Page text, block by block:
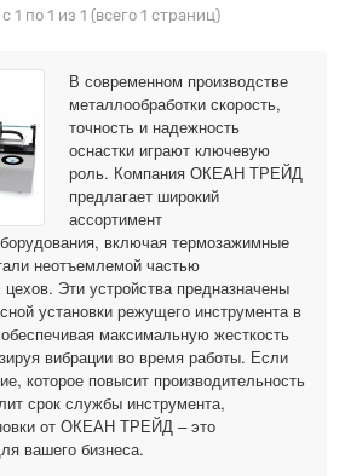
1 по 1 из 1 (всего 1 страниц)
В современном производстве
металлообработки скорость,
точность и надежность
оснастки играют ключевую
роль. Компания ОКЕАН ТРЕЙД
предлагает широкий
ассортимент
включая термозажимные
неотъемлемой частью
Эти устройства предназначены
установки режущего инструмента в
максимальную жесткость
вибрации во время работы. Если
которое повысит производительность
срок службы инструмента,
от ОКЕАН ТРЕЙД – это
вашего бизнеса.